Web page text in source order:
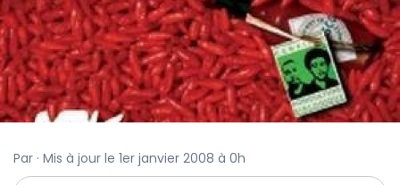
Par · Mis à jour le 1er janvier 2008 à 0h